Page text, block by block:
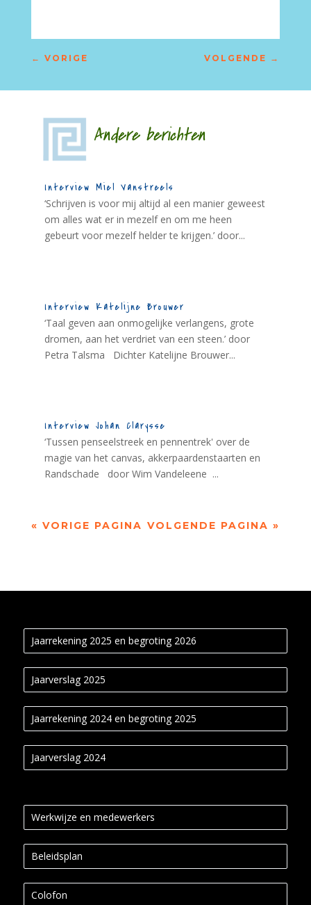
← VORIGE VOLGENDE →
Andere berichten
Interview Miel Vanstreels
‘Schrijven is voor mij altijd al een manier geweest
om alles wat er in mezelf en om me heen
gebeurt voor mezelf helder te krijgen.’ door...
Interview Katelijne Brouwer
‘Taal geven aan onmogelijke verlangens, grote
dromen, aan het verdriet van een steen.’ door
Petra Talsma Dichter Katelijne Brouwer...
Interview Johan Clarysse
‘Tussen penseelstreek en pennentrek' over de
magie van het canvas, akkerpaardenstaarten en
Randschade door Wim Vandeleene ...
« VORIGE PAGINA VOLGENDE PAGINA »
Jaarrekening 2025 en begroting 2026
Jaarverslag 2025
Jaarrekening 2024 en begroting 2025
Jaarverslag 2024
Werkwijze en medewerkers
Beleidsplan
Colofon